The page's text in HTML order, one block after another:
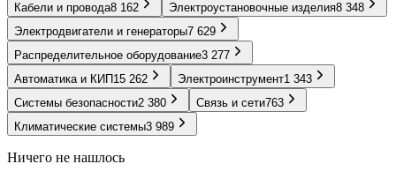
Кабели и провода8 162 Электроустановочные изделия8 348
Электродвигатели и генераторы7 629
Распределительное оборудование3 277
Автоматика и КИП 15 262 Электроинструмент1 343
Системы безопасности2 380 Связь и сети763
Климатические системы3 989
Ничего не нашлось